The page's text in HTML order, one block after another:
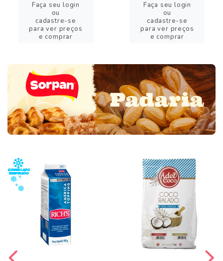
Faça seu login
ou
cadastre-se
para ver preços
e comprar
Faça seu login
ou
cadastre-se
para ver preços
e comprar